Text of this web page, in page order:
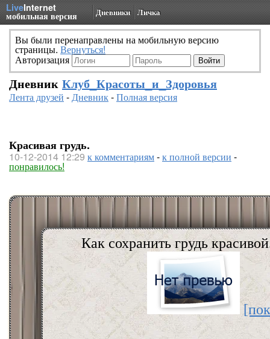
LiveInternet
мобильная версия Дневники Личка
Вы были перенаправлены на мобильную версию
страницы. Вернуться!
Авторизация
Дневник Клуб_Красоты_и_Здоровья
Лента друзей -Дневник-Полная версия
Красивая грудь.
10-12-2014 12:29 к комментариям-к полной версии -
понравилось!
Как сохранить грудь